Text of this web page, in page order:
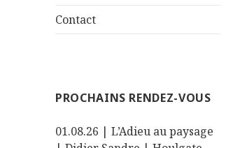
Contact
PROCHAINS RENDEZ-VOUS
01.08.26 | L’Adieu au paysage